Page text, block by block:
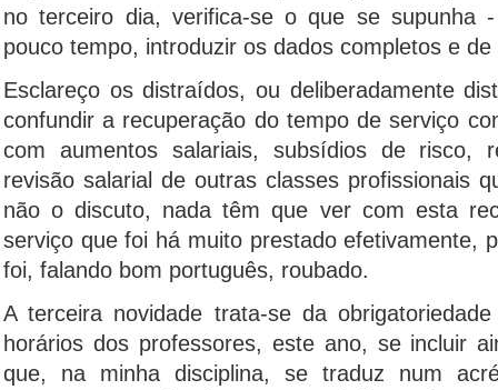
no terceiro dia, verifica-se o que se supunha
pouco tempo, introduzir os dados completos e
Esclareço os distraídos, ou deliberadamente
confundir a recuperação do tempo de serviço
com aumentos salariais, subsídios de risco,
revisão salarial de outras classes profissionais
não o discuto, nada têm que ver com esta
serviço que foi há muito prestado efetivamente,
foi, falando bom português, roubado.
A terceira novidade trata-se da
horários dos professores, este ano, se incluir
que, na minha disciplina, se traduz num